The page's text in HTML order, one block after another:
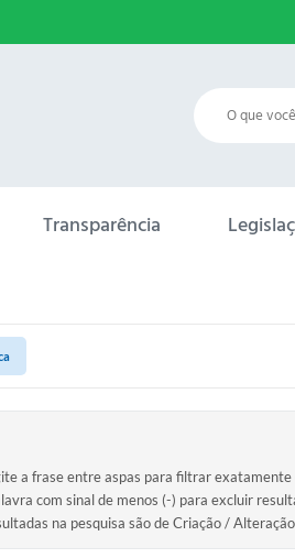
Transparência
a frase entre aspas para filtrar exatamente
com sinal de menos (-) para excluir
na pesquisa são de Criação /